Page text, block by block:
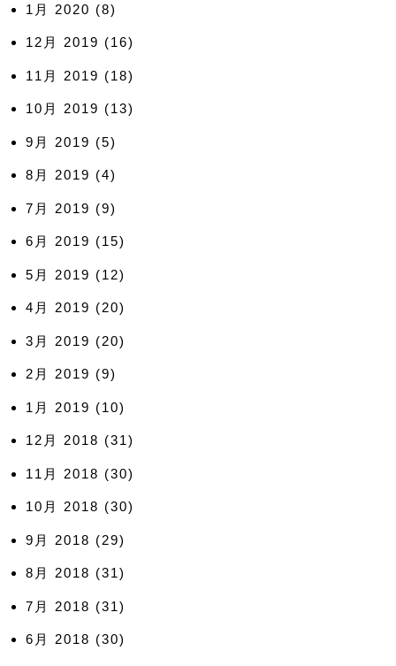
1月 2020 (8)
12月 2019 (16)
11月 2019 (18)
10月 2019 (13)
9月 2019 (5)
8月 2019 (4)
7月 2019 (9)
6月 2019 (15)
5月 2019 (12)
4月 2019 (20)
3月 2019 (20)
2月 2019 (9)
1月 2019 (10)
12月 2018 (31)
11月 2018 (30)
10月 2018 (30)
9月 2018 (29)
8月 2018 (31)
7月 2018 (31)
6月 2018 (30)